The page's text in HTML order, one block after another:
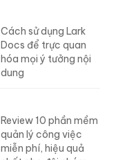
Cách sử dụng Lark
Docs để trực quan
hóa mọi ý tưởng nội
dung
Review 10 phần mềm
quản lý công việc
miễn phí, hiệu quả